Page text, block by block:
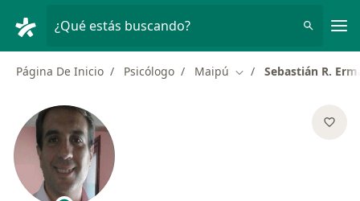
¿Qué estás buscando?
Página De Inicio Psicólogo Maipú Cambiar de ciudad
Sebastián R.